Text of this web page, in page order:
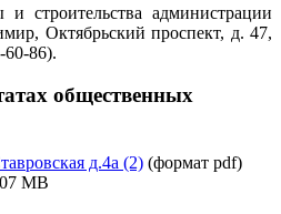
и строительства администрации
Октябрьский проспект, д. 47,
60-86).
общественных
д.4а (2) (формат pdf)
MB